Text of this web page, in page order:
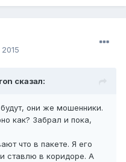
сказал:
они же мошенники.
как? Забрал и пока,
что в пакете. Я его
ставлю в коридоре. А